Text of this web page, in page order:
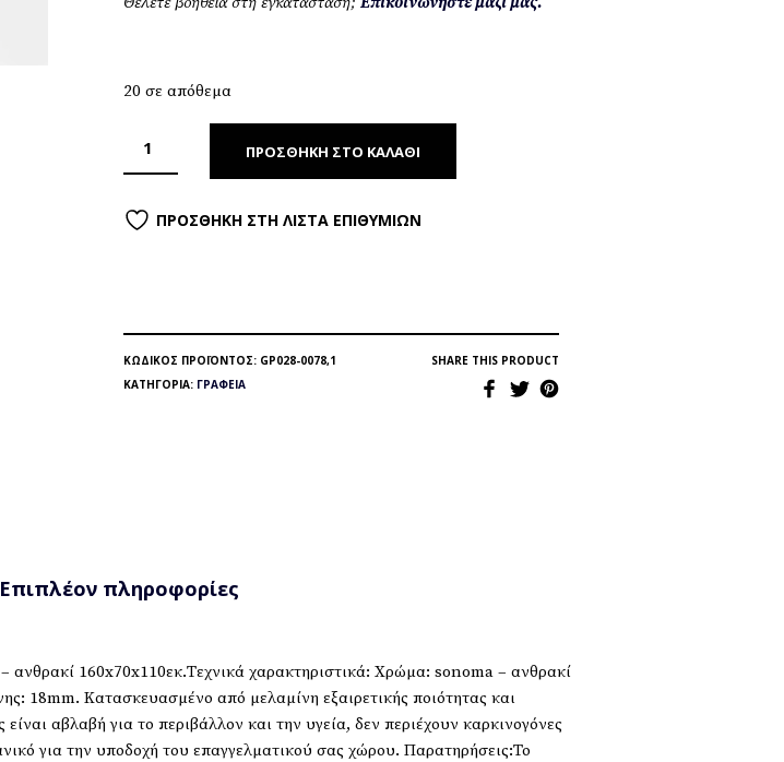
20 σε απόθεμα
ΠΡΟΣΘΉΚΗ ΣΤΟ ΚΑΛΆΘΙ
ΠΡΟΣΘΉΚΗ ΣΤΗ ΛΊΣΤΑ ΕΠΙΘΥΜΙΏΝ
ΚΩΔΙΚΌΣ ΠΡΟΪΌΝΤΟΣ: GP028-0078,1
ΚΑΤΗΓΟΡΊΑ: ΓΡΑΦΕΊΑ
SHARE THIS PRODUCT
Επιπλέον πληροφορίες
160x70x110εκ.Τεχνικά χαρακτηριστικά: Χρώμα: sonoma – ανθρακί
18mm. Κατασκευασμένο από μελαμίνη εξαιρετικής ποιότητας και
αβλαβή για το περιβάλλον και την υγεία, δεν περιέχουν καρκινογόνες
για την υποδοχή του επαγγελματικού σας χώρου. Παρατηρήσεις:Το